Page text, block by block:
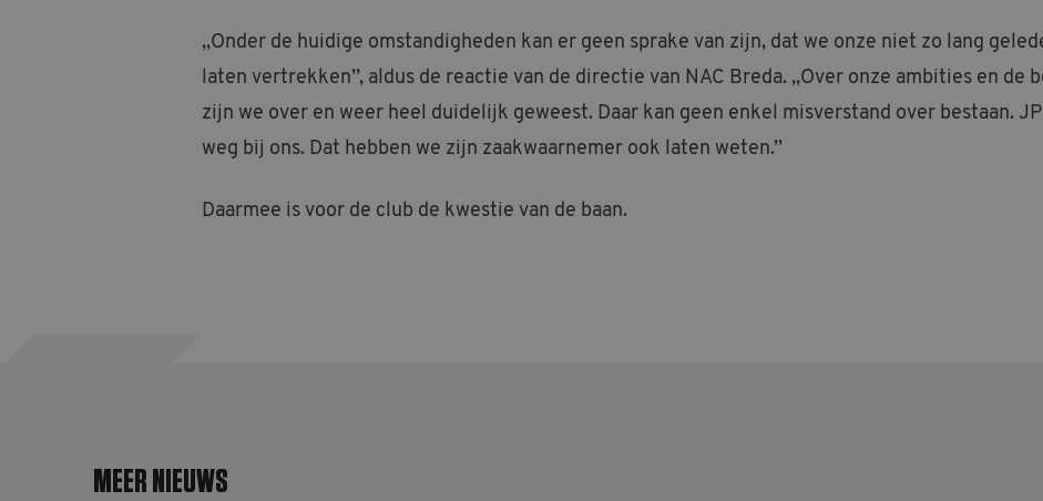
,,Onder de huidige omstandigheden kan er geen sprake van zijn, dat we onze niet zo lang
laten vertrekken’’, aldus de reactie van de directie van NAC Breda. ,,Over onze ambities en de
zijn we over en weer heel duidelijk geweest. Daar kan geen enkel misverstand over bestaan.
weg bij ons. Dat hebben we zijn zaakwaarnemer ook laten weten.’’
Daarmee is voor de club de kwestie van de baan.
MEER NIEUWS